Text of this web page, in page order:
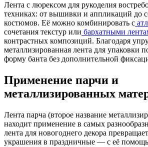
Лента с люрексом для рукоделия
техниках: от вышивки и аппликаций до
костюмов. Её можно комбинировать с
сочетания текстур или бархатными
контрастных композиций. Благодаря
металлизированная лента для упаковки
форму банта без дополнительной
Применение парчи и
металлизированных
Лента парча (второе название
находит применение в самых
лента для новогоднего декора
украшения в праздничные — с её